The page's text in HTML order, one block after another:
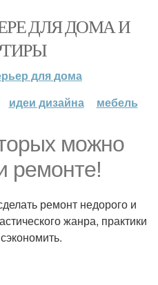
ДЛЯ ДОМА И
для дома
идеи дизайна мебель
можно
ремонте!
ремонт недорого и
жанра, практики